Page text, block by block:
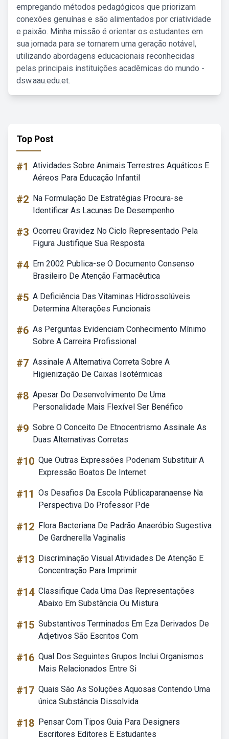
empregando métodos pedagógicos que priorizam
conexões genuínas e são alimentados por criatividade
e paixão. Minha missão é orientar os estudantes em
sua jornada para se tornarem uma geração notável,
utilizando abordagens educacionais reconhecidas
pelas principais instituições acadêmicas do mundo -
dsw.aau.edu.et.
Top Post
#1 Atividades Sobre Animais Terrestres Aquáticos E
Aéreos Para Educação Infantil
#2 Na Formulação De Estratégias Procura-se
Identificar As Lacunas De Desempenho
#3 Ocorreu Gravidez No Ciclo Representado Pela
Figura Justifique Sua Resposta
#4 Em 2002 Publica-se O Documento Consenso
Brasileiro De Atenção Farmacêutica
#5 A Deficiência Das Vitaminas Hidrossolúveis
Determina Alterações Funcionais
#6 As Perguntas Evidenciam Conhecimento Mínimo
Sobre A Carreira Profissional
#7 Assinale A Alternativa Correta Sobre A
Higienização De Caixas Isotérmicas
#8 Apesar Do Desenvolvimento De Uma
Personalidade Mais Flexível Ser Benéfico
#9 Sobre O Conceito De Etnocentrismo Assinale As
Duas Alternativas Corretas
#10 Que Outras Expressões Poderiam Substituir A
Expressão Boatos De Internet
#11 Os Desafios Da Escola Públicaparanaense Na
Perspectiva Do Professor Pde
#12 Flora Bacteriana De Padrão Anaeróbio Sugestiva
De Gardnerella Vaginalis
#13 Discriminação Visual Atividades De Atenção E
Concentração Para Imprimir
#14 Classifique Cada Uma Das Representações
Abaixo Em Substância Ou Mistura
#15 Substantivos Terminados Em Eza Derivados De
Adjetivos São Escritos Com
#16 Qual Dos Seguintes Grupos Inclui Organismos
Mais Relacionados Entre Si
#17 Quais São As Soluções Aquosas Contendo Uma
única Substância Dissolvida
#18 Pensar Com Tipos Guia Para Designers
Escritores Editores E Estudantes